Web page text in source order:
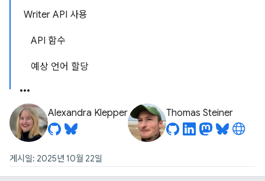
Writer API 사용
API 함수
예상 언어 할당
Alexandra Klepper Thomas Steiner
게시일: 2025년 10월 22일